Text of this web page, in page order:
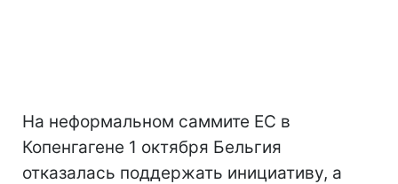
На неформальном саммите ЕС в
Копенгагене 1 октября Бельгия
отказалась поддержать инициативу, а